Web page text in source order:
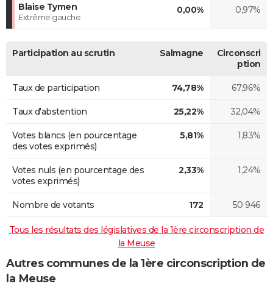
Blaise Tymen
Extrême gauche
0,00% 0,97%
Participation au scrutin Salmagne
Circonscri
ption
Taux de participation 74,78% 67,96%
Taux d'abstention 25,22% 32,04%
Votes blancs (en pourcentage
des votes exprimés)
5,81% 1,83%
Votes nuls (en pourcentage des
votes exprimés)
2,33% 1,24%
Nombre de votants 172 50 946
Tous les résultats des législatives de la 1ère circonscription de
la Meuse
Autres communes de la 1ère circonscription de
la Meuse